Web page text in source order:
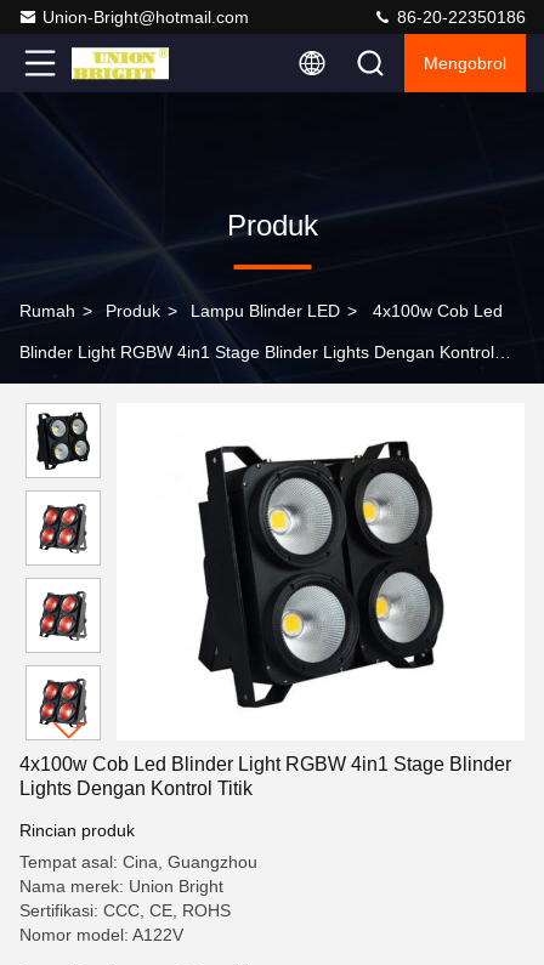
Union-Bright@hotmail.com 86-20-22350186
Mengobrol
Produk
Rumah > Produk > Lampu Blinder LED > 4x100w Cob Led
Blinder Light RGBW 4in1 Stage Blinder Lights Dengan Kontrol
4x100w Cob Led Blinder Light RGBW 4in1 Stage Blinder
Lights Dengan Kontrol Titik
Rincian produk
Tempat asal: Cina, Guangzhou
Nama merek: Union Bright
Sertifikasi: CCC, CE, ROHS
Nomor model: A122V